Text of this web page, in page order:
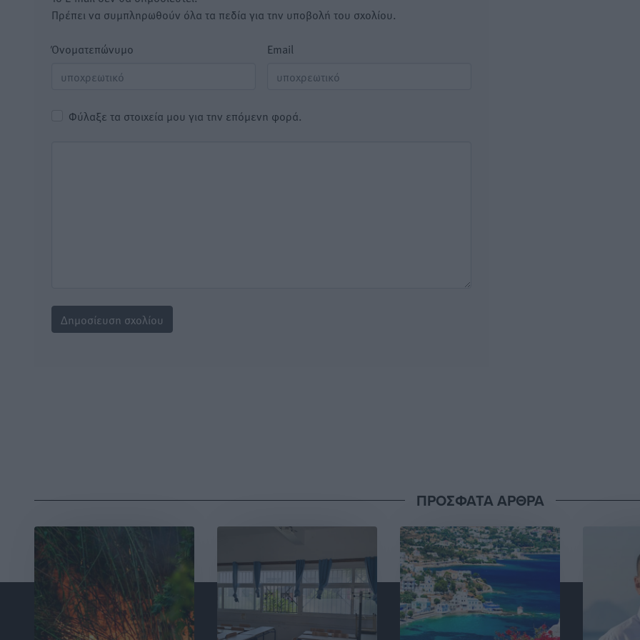
Πρέπει να συμπληρωθούν όλα τα πεδία για την υποβολή του σχολίου.
Όνοματεπώνυμο Email
Φύλαξε τα στοιχεία μου για την επόμενη φορά.
ΠΡΟΣΦΑΤΑ ΑΡΘΡΑ